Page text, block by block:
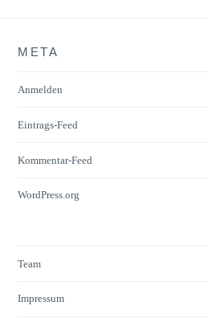
META
Anmelden
Eintrags-Feed
Kommentar-Feed
WordPress.org
Team
Impressum